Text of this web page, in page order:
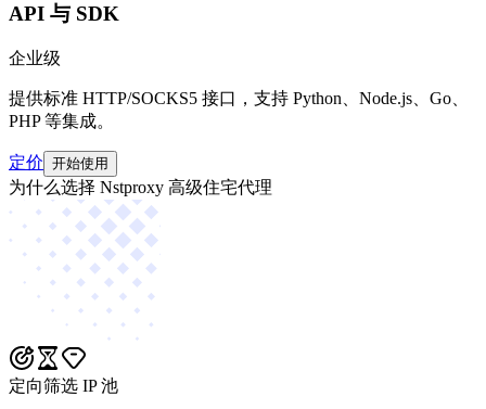
API 与 SDK
企业级
提供标准 HTTP/SOCKS5 接口，支持 Python、Node.js、Go、
PHP 等集成。
定价 开始使用
为什么选择 Nstproxy 高级住宅代理
定向筛选 IP 池